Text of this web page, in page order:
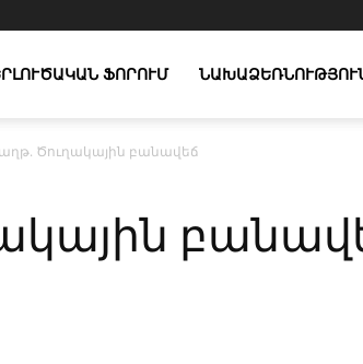
ՖՈՐՈՒՄ
Ծուղակային բանավեճ